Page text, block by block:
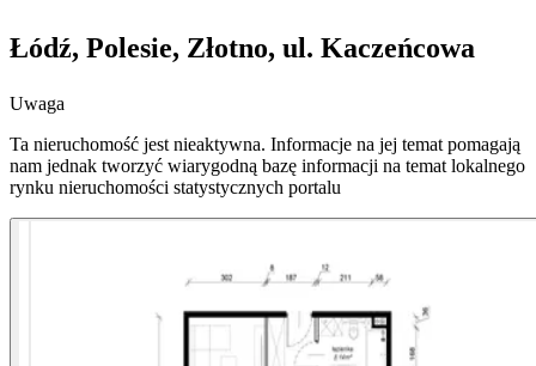
Łódź, Polesie, Złotno, ul. Kaczeńcowa
Uwaga
Ta nieruchomość jest nieaktywna. Informacje na jej temat pomagają
nam jednak tworzyć wiarygodną bazę informacji na temat lokalnego
rynku nieruchomości statystycznych portalu